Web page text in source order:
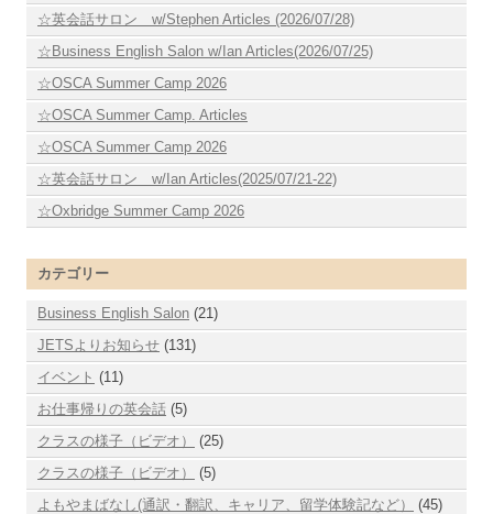
☆英会話サロン w/Stephen Articles (2026/07/28)
☆Business English Salon w/Ian Articles(2026/07/25)
☆OSCA Summer Camp 2026
☆OSCA Summer Camp. Articles
☆OSCA Summer Camp 2026
☆英会話サロン w/Ian Articles(2025/07/21-22)
☆Oxbridge Summer Camp 2026
カテゴリー
Business English Salon (21)
JETSよりお知らせ (131)
イベント (11)
お仕事帰りの英会話 (5)
クラスの様子（ビデオ）
(25)
クラスの様子（ビデオ）
(5)
よもやまばなし(通訳・翻訳、キャリア、留学体験記など）
(45)